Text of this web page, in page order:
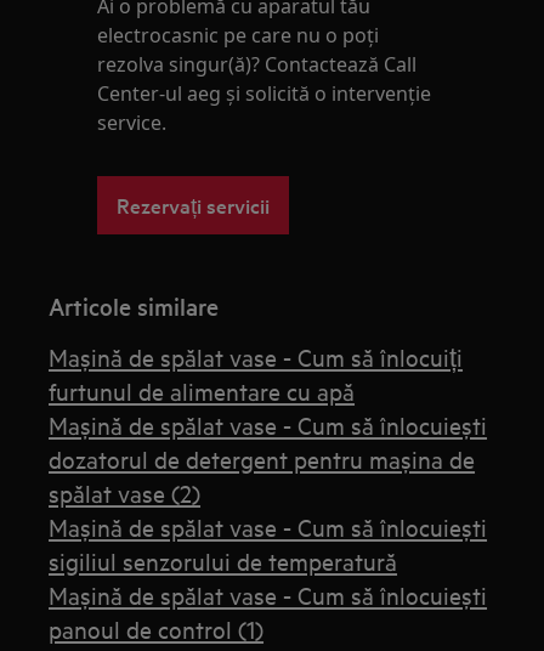
Ai o problemă cu aparatul tău
electrocasnic pe care nu o poţi
rezolva singur(ă)? Contactează Call
Center-ul aeg și solicită o intervenţie
service.
Rezervați servicii
Articole similare
Mașină de spălat vase - Cum să înlocuiți
furtunul de alimentare cu apă
Mașină de spălat vase - Cum să înlocuiești
dozatorul de detergent pentru mașina de
spălat vase (2)
Mașină de spălat vase - Cum să înlocuiești
sigiliul senzorului de temperatură
Mașină de spălat vase - Cum să înlocuiești
panoul de control (1)